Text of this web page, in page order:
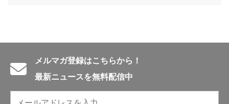
メルマガ登録はこちらから！
最新ニュースを無料配信中